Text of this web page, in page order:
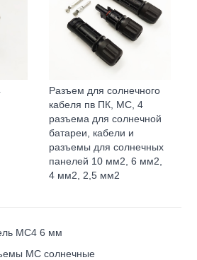
Разъем для солнечного
кабеля пв ПК, МС, 4
разъема для солнечной
батареи, кабели и
разъемы для солнечных
панелей 10 мм2, 6 мм2,
4 мм2, 2,5 мм2
MC4 6 мм
MC солнечные